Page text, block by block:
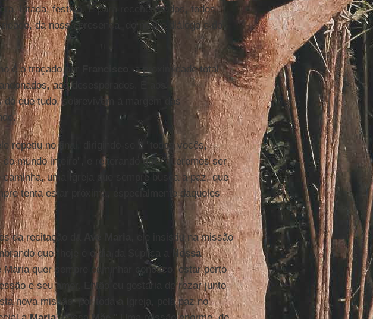
lotada, festiva. E para receber "todos, todos
da nossa presença, do nosso diálogo e do
é o traçado por
, a proximidade total
aos desesperados. E aos
que tudo, sobrevivem à margem das
repetiu no final, dirigindo-se a "todos vocês,
do mundo inteiro", e reiterando que "queremos ser
caminha, uma Igreja que sempre busca a paz, que
tenta estar próxima, especialmente daqueles
da recitação da
, ele insistiu na missão
que “hoje é o dia da Súplica a
Nossa
Maria quer sempre caminhar conosco, estar perto
e seu amor. Então eu gostaria de rezar junto
nova missão, por toda a Igreja, pela paz no